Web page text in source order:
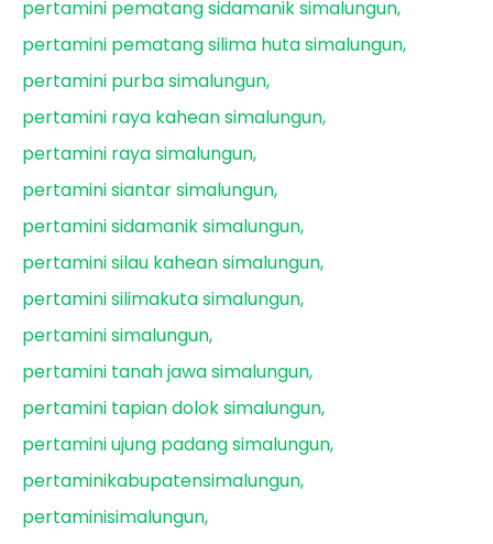
pertamini pematang sidamanik simalungun
pertamini pematang silima huta simalungun
pertamini purba simalungun
pertamini raya kahean simalungun
pertamini raya simalungun
pertamini siantar simalungun
pertamini sidamanik simalungun
pertamini silau kahean simalungun
pertamini silimakuta simalungun
pertamini simalungun
pertamini tanah jawa simalungun
pertamini tapian dolok simalungun
pertamini ujung padang simalungun
pertaminikabupatensimalungun
pertaminisimalungun